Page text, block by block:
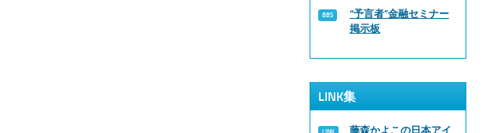
“予言者”金融セミナー
掲示板
LINK集
藤森かよこの日本アイ